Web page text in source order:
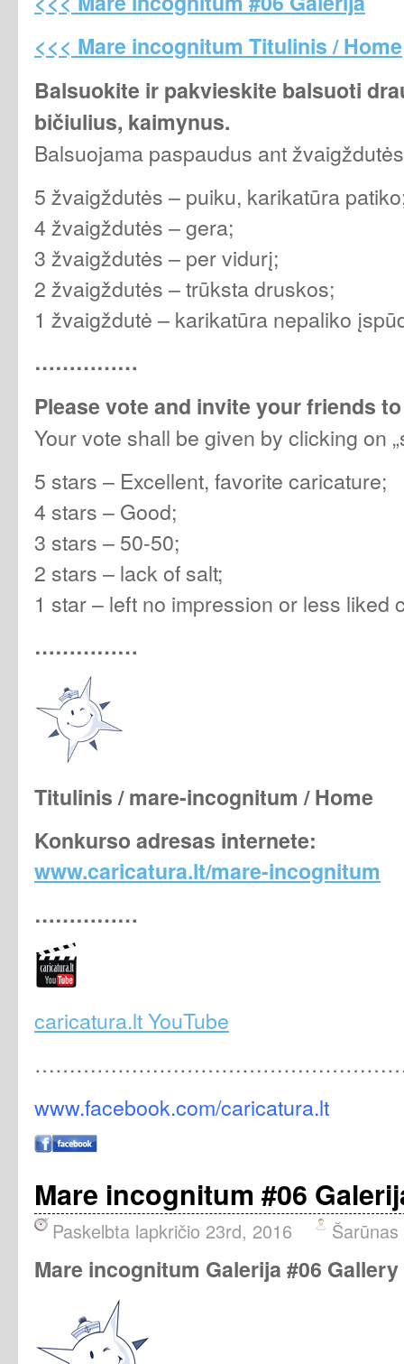
<<< Mare incognitum Titulinis / Home
Balsuokite ir pakvieskite balsuoti
bičiulius, kaimynus.
Balsuojama paspaudus ant
5 žvaigždutės – puiku, karikatūra
4 žvaigždutės – gera;
3 žvaigždutės – per vidurį;
2 žvaigždutės – trūksta druskos;
1 žvaigždutė – karikatūra nepaliko
……………
Please vote and invite your friends
Your vote shall be given by clicking on
5 stars – Excellent, favorite caricature;
4 stars – Good;
3 stars – 50-50;
2 stars – lack of salt;
1 star – left no impression or less liked
……………
Titulinis / mare-incognitum / Home
Konkurso adresas internete:
www.caricatura.lt/mare-incognitum
……………
caricatura.lt YouTube
www.facebook.com/caricatura.lt
Mare incognitum #06
Paskelbta lapkričio 23rd, 2016 Šarūnas
Mare incognitum Galerija #06 Gallery